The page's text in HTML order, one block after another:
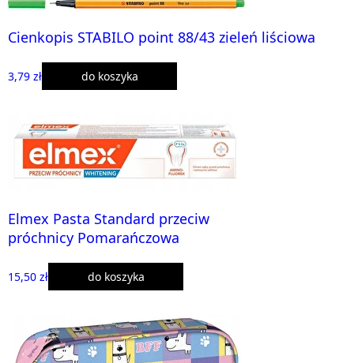
Cienkopis STABILO point 88/43 zieleń liściowa
3,79 zł do koszyka
Elmex Pasta Standard przeciw
próchnicy Pomarańczowa
15,50 zł do koszyka